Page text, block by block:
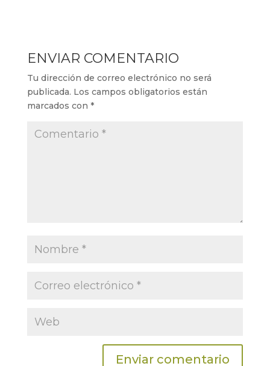
ENVIAR COMENTARIO
Tu dirección de correo electrónico no será
publicada. Los campos obligatorios están
marcados con *